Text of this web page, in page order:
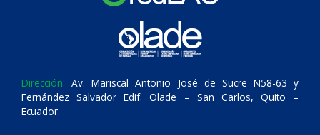
Dirección: Av. Mariscal Antonio José de Sucre N58-63 y
Fernández Salvador Edif. Olade – San Carlos, Quito –
Ecuador.